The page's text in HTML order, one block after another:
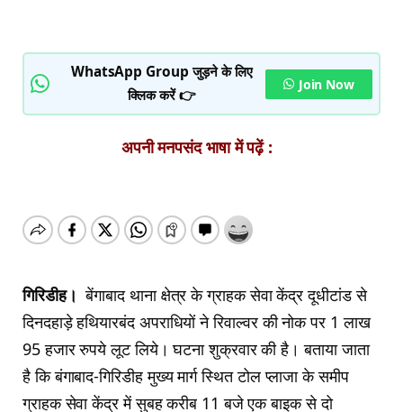
WhatsApp Group जुड़ने के लिए
क्लिक करें 👉
Join Now
अपनी मनपसंद भाषा में पढ़ें :
गिरिडीह। बेंगाबाद थाना क्षेत्र के ग्राहक सेवा केंद्र दूधीटांड से
दिनदहाड़े हथियारबंद अपराधियों ने रिवाल्वर की नोक पर 1 लाख
95 हजार रुपये लूट लिये। घटना शुक्रवार की है। बताया जाता
है कि बंगाबाद-गिरिडीह मुख्य मार्ग स्थित टोल प्लाजा के समीप
ग्राहक सेवा केंद्र में सुबह करीब 11 बजे एक बाइक से दो